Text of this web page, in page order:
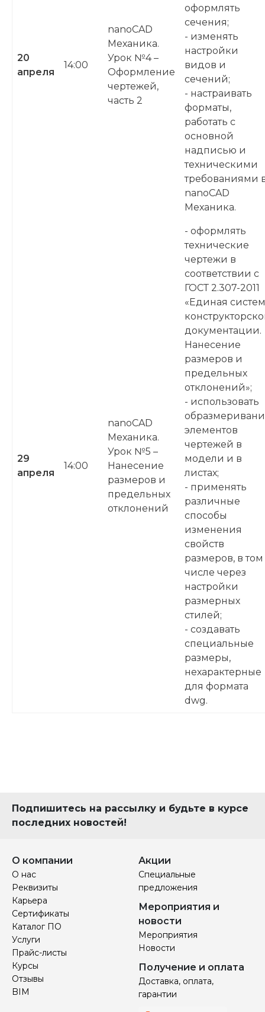
20
апреля
14:00
nanoCAD
Механика.
Урок №4 –
Оформление
чертежей,
часть 2
оформлять
сечения;
- изменять
настройки
видов и
сечений;
- настраивать
форматы,
работать с
основной
надписью и
техническими
требованиями
nanoCAD
Механика.
29
апреля
14:00
nanoCAD
Механика.
Урок №5 –
Нанесение
размеров и
предельных
отклонений
- оформлять
технические
чертежи в
соответствии с
ГОСТ 2.307-2011
«Единая
документации.
Нанесение
размеров и
предельных
отклонений»;
- использовать
элементов
чертежей в
модели и в
листах;
- применять
различные
способы
изменения
свойств
размеров, в том
числе через
настройки
размерных
стилей;
- создавать
специальные
размеры,
нехарактерные
для формата
dwg.
Подпишитесь на рассылку и будьте в курсе
последних новостей!
О компании
О нас
Реквизиты
Карьера
Сертификаты
Каталог ПО
Услуги
Прайс-листы
Курсы
Отзывы
BIM
Акции
Специальные
предложения
Мероприятия и
новости
Мероприятия
Новости
Получение и оплата
Доставка, оплата,
гарантии